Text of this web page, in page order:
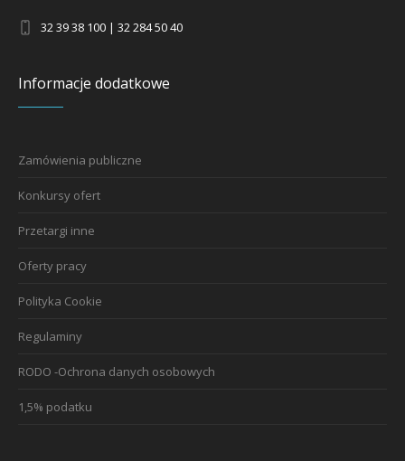
32 39 38 100 | 32 284 50 40
Informacje dodatkowe
Zamówienia publiczne
Konkursy ofert
Przetargi inne
Oferty pracy
Polityka Cookie
Regulaminy
RODO -Ochrona danych osobowych
1,5% podatku